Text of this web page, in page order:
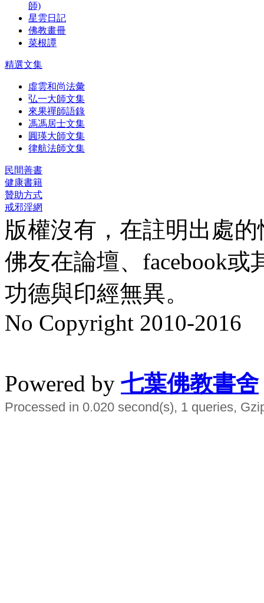
師)
星雲日記
佛教畫冊
菜根譚
精選文集
虛雲和尚法彙
弘一大師文集
來果禪師語錄
馮馮居士文集
圓瑛大師文集
律航法師文集
民間善書
健康書籍
贊助方式
戒邪淫網
版權沒有，在註明出處
佛友在論壇、facebook
功德與印經無異。
No Copyright 2010-2016
Powered by 七葉佛教書舍
Processed in 0.020 second(s), 1 queries,